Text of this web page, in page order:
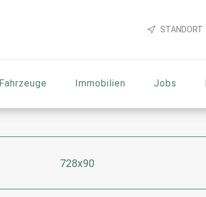
STANDORT
Fahrzeuge Immobilien Jobs
728x90